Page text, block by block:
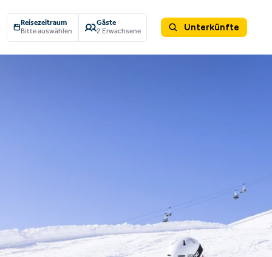
Reisezeitraum
Bitte auswählen
Gäste
2 Erwachsene
Unterkünfte